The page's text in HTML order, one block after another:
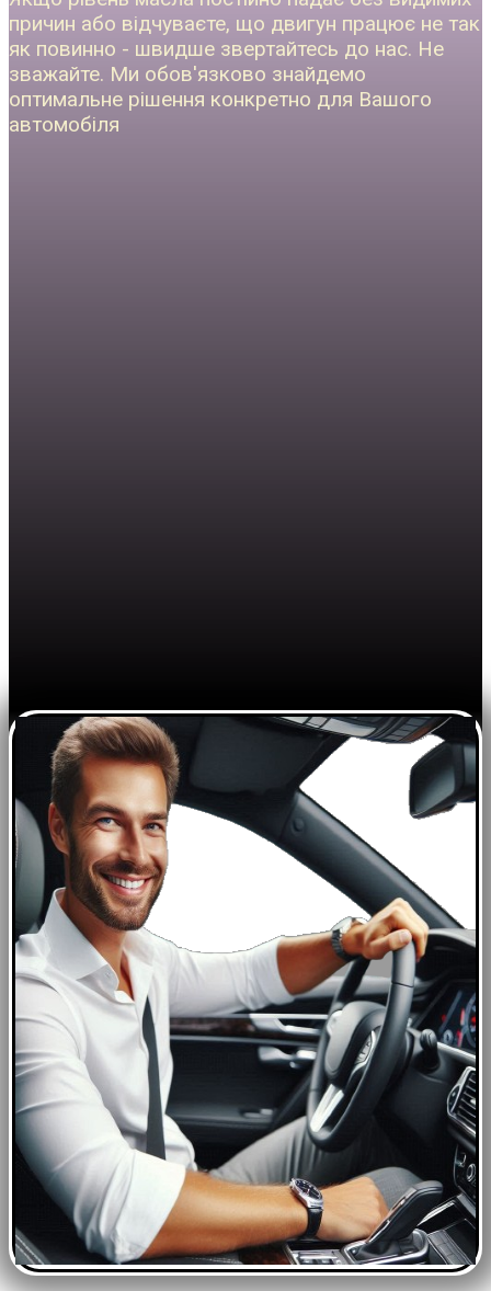
причин або відчуваєте, що двигун працює не так
як повинно - швидше звертайтесь до нас. Не
зважайте. Ми обов'язково знайдемо
оптимальне рішення конкретно для Вашого
автомобіля